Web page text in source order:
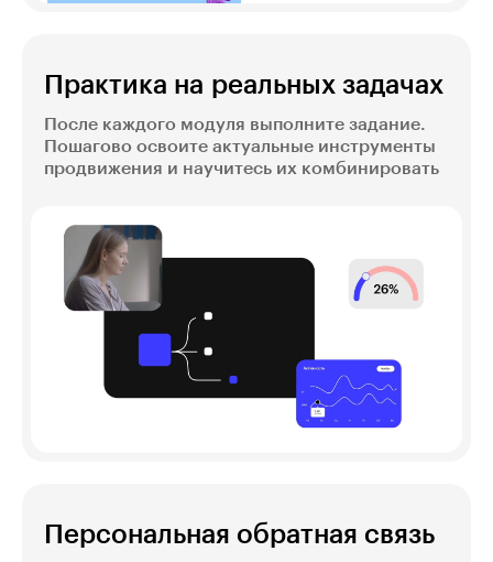
Практика на реальных задачах
После каждого модуля выполните задание.
Пошагово освоите актуальные инструменты
продвижения и научитесь их комбинировать
Персональная обратная связь